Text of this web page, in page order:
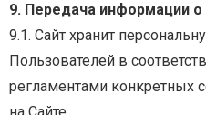
9. Передача информации о
9.1. Сайт хранит
Пользователей в
регламентами конкретных